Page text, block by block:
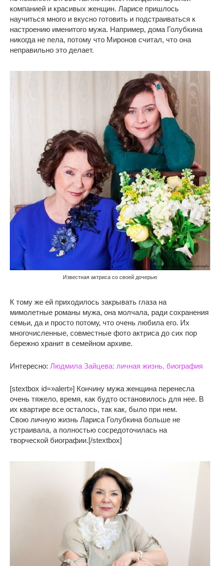
компанией и красивых женщин. Ларисе пришлось
научиться много и вкусно готовить и подстраиваться к
настроению именитого мужа. Например, дома Голубкина
никогда не пела, потому что Миронов считал, что она
неправильно это делает.
Известная актриса со своей дочерью
К тому же ей приходилось закрывать глаза на
мимолетные романы мужа, она молчала, ради сохранения
семьи, да и просто потому, что очень любила его. Их
многочисленные, совместные фото актриса до сих пор
бережно хранит в семейном архиве.
Интересно: Людмила Зайцева: личная жизнь, биография
[stextbox id=»alert»] Кончину мужа женщина перенесла
очень тяжело, время, как будто остановилось для нее. В
их квартире все осталось, так как, было при нем.
Свою личную жизнь Лариса Голубкина больше не
устраивала, а полностью сосредоточилась на
творческой биографии.[/stextbox]